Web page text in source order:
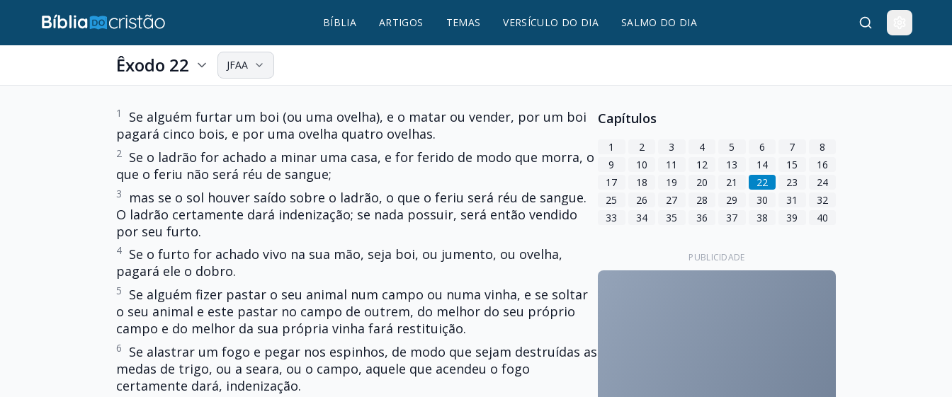
BÍBLIA ARTIGOS TEMAS VERSÍCULO DO DIA SALMO DO DIA
Êxodo 22 JFAA
1
Se alguém furtar um boi (ou uma ovelha), e o matar ou vender, por um boi
pagará cinco bois, e por uma ovelha quatro ovelhas.
2
Se o ladrão for achado a minar uma casa, e for ferido de modo que morra, o
que o feriu não será réu de sangue;
3
mas se o sol houver saído sobre o ladrão, o que o feriu será réu de sangue.
O ladrão certamente dará indenização; se nada possuir, será então vendido
por seu furto.
4 Se o furto for achado vivo na sua mão, seja boi, ou jumento, ou ovelha,
pagará ele o dobro.
5
Se alguém fizer pastar o seu animal num campo ou numa vinha, e se soltar
o seu animal e este pastar no campo de outrem, do melhor do seu próprio
campo e do melhor da sua própria vinha fará restituição.
6
Se alastrar um fogo e pegar nos espinhos, de modo que sejam destruídas as
medas de trigo, ou a seara, ou o campo, aquele que acendeu o fogo
certamente dará, indenização.
Capítulos
1 2 3 4 5 6 7
8
9
10 11 12 13 14 15
16
17
18 19 20 21 22 23
24
25
26 27 28 29 30 31
32
33
34 35 36 37 38 39 40
PUBLICIDADE